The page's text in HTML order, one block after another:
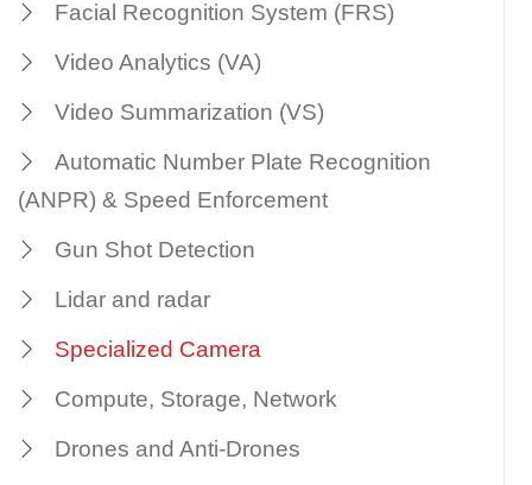
Facial Recognition System (FRS)
Video Analytics (VA)
Video Summarization (VS)
Automatic Number Plate Recognition
(ANPR) & Speed Enforcement
Gun Shot Detection
Lidar and radar
Specialized Camera
Compute, Storage, Network
Drones and Anti-Drones